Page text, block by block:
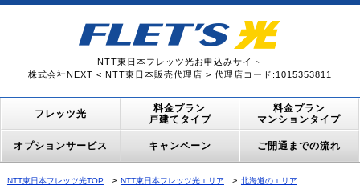
NTT東日本フレッツ光お申込みサイト
株式会社NEXT < NTT東日本販売代理店 > 代理店コード:1015353811
フレッツ光
料金プラン
戸建てタイプ
料金プラン
マンションタイプ
オプションサービス キャンペーン ご開通までの流れ
NTT東日本フレッツ光TOP NTT東日本フレッツ光エリア 北海道のエリア